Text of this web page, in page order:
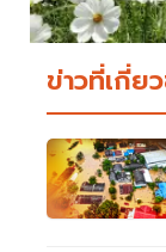
ข่าวที่เกี่ย